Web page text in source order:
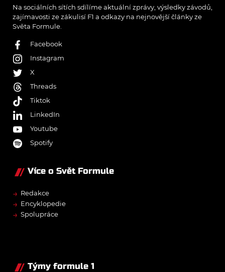
Na sociálních sítích sdílíme aktuální zprávy, výsledky závodů,
zajímavosti ze zákulisí F1 a odkazy na nejnovější články ze
Světa Formule.
Facebook
Instagram
X
Threads
Tiktok
LinkedIn
Youtube
Spotify
Více o Svět Formule
→ Redakce
→ Encyklopedie
→ Spolupráce
Týmy formule 1